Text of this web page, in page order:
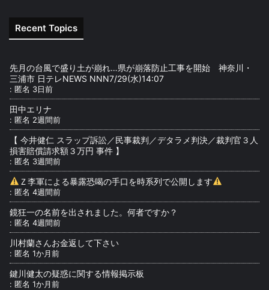
Recent Topics
先月の台風で盛り土が崩れ…県が崩落防止工事を開始 神奈川・
三浦市 日テレNEWS NNN7/29(水)14:07
: 匿名 3日前
田中エリナ
: 匿名 2週間前
【 今井健仁 スラップ訴訟／民事裁判／デタラメ判決／裁判官３人
損害賠償請求額３万円 事件 】
: 匿名 3週間前
Ｚ李軍による暴露恐喝の手口を時系列で公開します
: 匿名 4週間前
鏡狂一の名前を出されました。何者ですか？
: 匿名 4週間前
川村蘭さんお金返して下さい
: 匿名 1か月前
鍵川健太の疑惑に関する情報掲示板
: 匿名 1か月前